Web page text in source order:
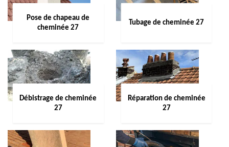
Pose de chapeau de
cheminée 27
Tubage de cheminée 27
Débistrage de cheminée
27
Réparation de cheminée
27